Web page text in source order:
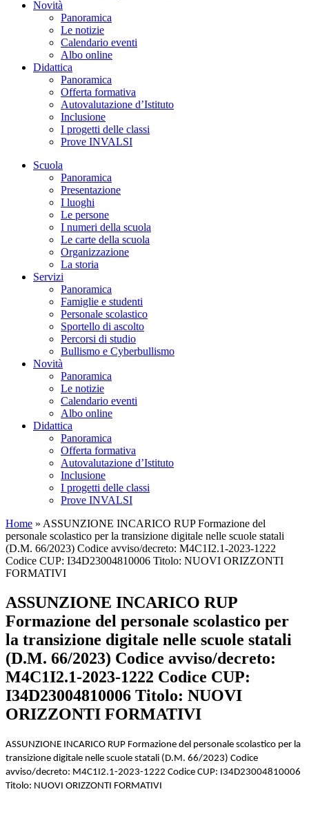
Novità
Panoramica
Le notizie
Calendario eventi
Albo online
Didattica
Panoramica
Offerta formativa
Autovalutazione d’Istituto
Inclusione
I progetti delle classi
Prove INVALSI
Scuola
Panoramica
Presentazione
I luoghi
Le persone
I numeri della scuola
Le carte della scuola
Organizzazione
La storia
Servizi
Panoramica
Famiglie e studenti
Personale scolastico
Sportello di ascolto
Percorsi di studio
Bullismo e Cyberbullismo
Novità
Panoramica
Le notizie
Calendario eventi
Albo online
Didattica
Panoramica
Offerta formativa
Autovalutazione d’Istituto
Inclusione
I progetti delle classi
Prove INVALSI
Home » ASSUNZIONE INCARICO RUP Formazione del
personale scolastico per la transizione digitale nelle scuole statali
(D.M. 66/2023) Codice avviso/decreto: M4C1I2.1-2023-1222
Codice CUP: I34D23004810006 Titolo: NUOVI ORIZZONTI
FORMATIVI
ASSUNZIONE INCARICO RUP
Formazione del personale scolastico per
la transizione digitale nelle scuole statali
(D.M. 66/2023) Codice avviso/decreto:
M4C1I2.1-2023-1222 Codice CUP:
I34D23004810006 Titolo: NUOVI
ORIZZONTI FORMATIVI
ASSUNZIONE INCARICO RUP Formazione del personale scolastico per la
transizione digitale nelle scuole statali (D.M. 66/2023) Codice
avviso/decreto: M4C1I2.1-2023-1222 Codice CUP: I34D23004810006
Titolo: NUOVI ORIZZONTI FORMATIVI